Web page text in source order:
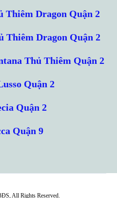
Thiêm Dragon Quận 2
Thiêm Dragon Quận 2
Thủ Thiêm Quận 2
Quận 2
Quận 2
Quận 9
All Rights Reserved.